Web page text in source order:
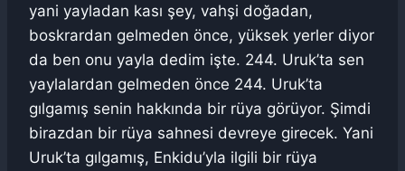
yani yayladan kası şey, vahşi doğadan,
boskrardan gelmeden önce, yüksek yerler diyor
da ben onu yayla dedim işte. 244. Uruk’ta sen
yaylalardan gelmeden önce 244. Uruk’ta
gılgamış senin hakkında bir rüya görüyor. Şimdi
birazdan bir rüya sahnesi devreye girecek. Yani
Uruk’ta gılgamış, Enkidu’yla ilgili bir rüya